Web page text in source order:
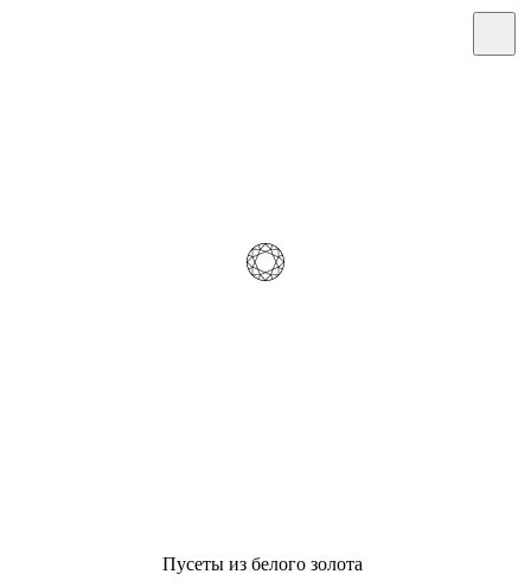
Пусеты из белого золота